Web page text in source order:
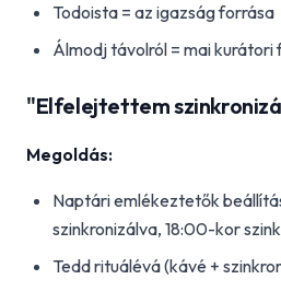
Todoista = az igazság forrása
Álmodj távolról = mai kurátori
"Elfelejtettem
Megoldás:
Naptári emlékeztetők
szinkronizálva, 18:00-kor
Tedd rituálévá (kávé +